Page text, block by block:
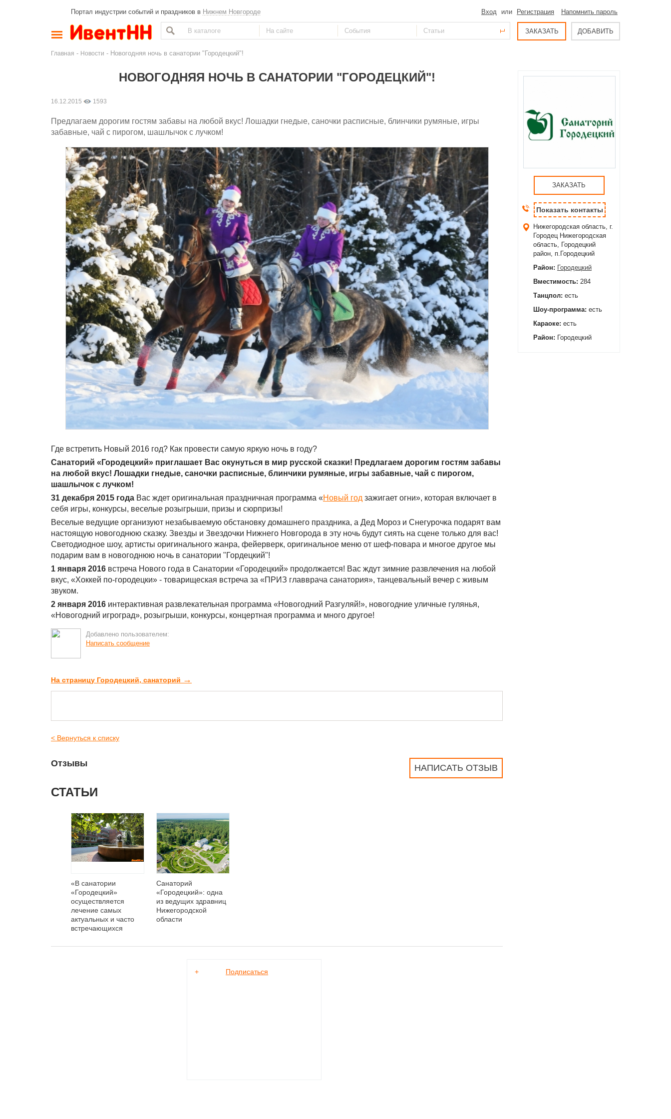
Портал индустрии событий и праздников в Нижнем Новгороде Вход или Регистрация Напомнить пароль
ЗАКАЗАТЬ ДОБАВИТЬ
Главная - Новости - Новогодняя ночь в санатории "Городецкий"!
НОВОГОДНЯЯ НОЧЬ В САНАТОРИИ "ГОРОДЕЦКИЙ"!
16.12.2015 1593
Предлагаем дорогим гостям забавы на любой вкус! Лошадки гнедые, саночки расписные, блинчики румяные, игры
забавные, чай с пирогом, шашлычок с лучком!
Где встретить Новый 2016 год? Как провести самую яркую ночь в году?
Санаторий «Городецкий» приглашает Вас окунуться в мир русской сказки! Предлагаем дорогим гостям забавы
на любой вкус! Лошадки гнедые, саночки расписные, блинчики румяные, игры забавные, чай с пирогом,
шашлычок с лучком!
31 декабря 2015 года Вас ждет оригинальная праздничная программа «Новый год зажигает огни», которая включает в
себя игры, конкурсы, веселые розыгрыши, призы и сюрпризы!
Веселые ведущие организуют незабываемую обстановку домашнего праздника, а Дед Мороз и Снегурочка подарят вам
настоящую новогоднюю сказку. Звезды и Звездочки Нижнего Новгорода в эту ночь будут сиять на сцене только для вас!
Светодиодное шоу, артисты оригинального жанра, фейерверк, оригинальное меню от шеф-повара и многое другое мы
подарим вам в новогоднюю ночь в санатории "Гордецкий"!
1 января 2016 встреча Нового года в Санатории «Городецкий» продолжается! Вас ждут зимние развлечения на любой
вкус, «Хоккей по-городецки» - товарищеская встреча за «ПРИЗ главврача санатория», танцевальный вечер с живым
звуком.
2 января 2016 интерактивная развлекательная программа «Новогодний Разгуляй!», новогодние уличные гулянья,
«Новогодний игроград», розыгрыши, конкурсы, концертная программа и много другое!
Добавлено пользователем:
Написать сообщение
На страницу Городецкий, санаторий →
< Вернуться к списку
НАПИСАТЬ ОТЗЫВ
Отзывы
СТАТЬИ
«В санатории
«Городецкий»
осуществляется
лечение самых
актуальных и часто
встречающихся
Санаторий
«Городецкий»: одна
из ведущих здравниц
Нижегородской
области
+ Подписаться
ЗАКАЗАТЬ
Показать контакты
Нижегородская область, г.
Городец Нижегородская
область, Городецкий
район, п.Городецкий
Район: Городецкий
Вместимость: 284
Танцпол: есть
Шоу-программа: есть
Караоке: есть
Район: Городецкий